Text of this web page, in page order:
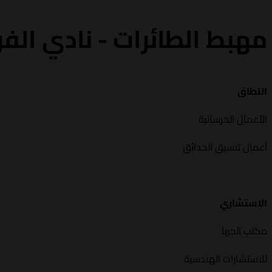
مهبط الطائرات - نادي
النطاق
الأعمال الخرسانية
أعمال تنسيق الحدائق
الاستشاري
مكتب الجربا
للاستشارات الهندسية